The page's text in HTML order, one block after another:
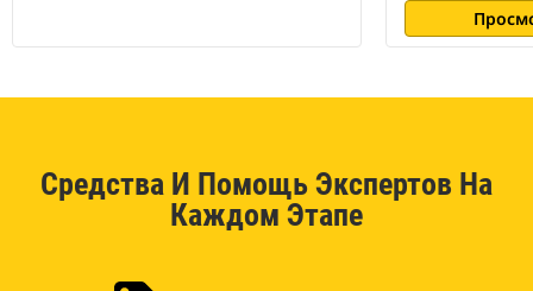
Средства И Помощь Экспертов На
Каждом Этапе